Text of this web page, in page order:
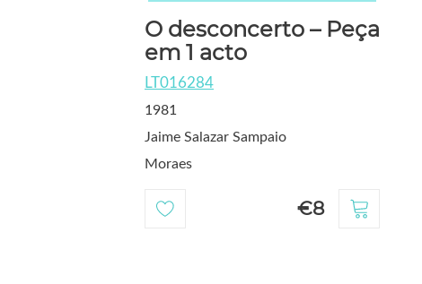
O desconcerto – Peça
em 1 acto
LT016284
1981
Jaime Salazar Sampaio
Moraes
€8